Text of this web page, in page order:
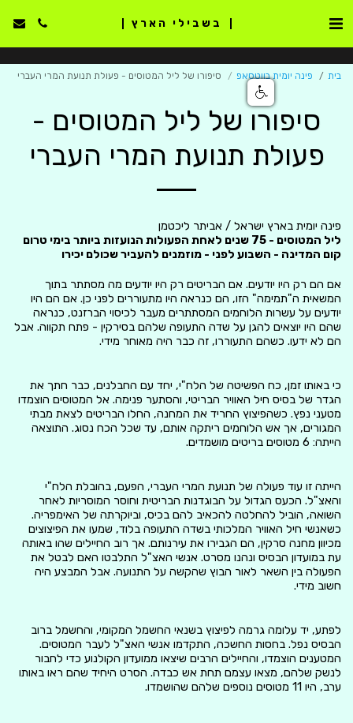
בשבילי הארץ
בית פינה יומית בווטסאפ סיפורו של ליל המטוסים - פעולת תנועת המרי העברי
סיפורו של ליל המטוסים -
פעולת תנועת המרי העברי
פינה יומית בארץ ישראל / אביתר ליכטמן
ליל המטוסים - 75 שנים לאחת הפעולות הנועזות ביותר בימי טרום
קום המדינה - השבוע לפני - מוזמנים להעביר שכולם יכירו
אם הם רק היו יודעים. אם הבריטים רק היו יודעים מה מסתתר בתוך
המשאית ה"תמימה" הזו, הם כנראה היו מתעוררים לפני כן. אם הם היו
יודעים על עשרות הלוחמים המסתתרים מעבר לכיסוי הברזנט, כנראה
שהם היו יוצאים להגן על שדה התעופה שלהם בסירקין - פתח תקווה. אבל
הם לא ידעו. כשהם התעוררו, זה כבר היה מאוחר מידי.
כי באותו זמן, כח הפשיטה של הלח"י, יחד עם החבלנים, כבר חתך את
הגדר של בסיס חיל האוויר הבריטי, והסתער פנימה. אל המטוסים הוצמדו
מטעני נפץ. כשהפיצוץ החריד את המחנה, החלו הבריטים לצאת מבתי
המגורים, אך אש הלוחמים ריתקה אותם, עד שכל הכח נסוג. התוצאה
הייתה: 6 מטוסים בריטים מושמדים.
הייתה זו עוד פעולה של תנועת המרי העברי, הפעם, בהובלת הלח"י
והאצ"ל. הכעס הגדול על הבוגדנות הבריטית וחוסר המוסריות לאחר
השואה, הוביל להחלטה להכאיב להם בכיס, וביוקרתה של האימפריה.
כשאנשי חיל האוויר המלכותי בשדה התעופה בלוד, שמעו את הפיצוצים
מכיוון מחנה סרקין, הם הגבירו את עירנותם. אך רוב החיילים שהו באותה
עת במועדון הבסיס ונהנו מסרט. אנשי האצ"ל התלבטו האם לבטל את
הפעולה בין השאר לאור הבוץ שהקשה על התנועה. אבל המבצע היה
חשוב מידי.
לפתע, יד עלומה גרמה לפיצוץ בשנאי החשמל המקומי, והחשמל ברוב
הבסיס נפל. בחסות החשכה, התקדמו אנשי האצ"ל לעבר המטוסים.
המטענים הוצמדו, והחיילים הרבים שיצאו ממועדון הקולנוע כדי לחבור
לנשק שלהם, מצאו עצמם תחת אש כבדה. הסרט היחיד שהם ראו באותו
ערב, היו 11 מטוסים נוספים שלהם שהושמדו.